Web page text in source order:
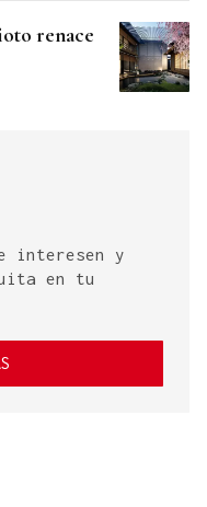
renace
interesen y
en tu